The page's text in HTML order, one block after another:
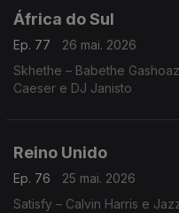
África do Sul
Ep. 77
26 mai. 2026
Skhethe – Babethe
Caeser e DJ Janisto
Reino Unido
Ep. 76
25 mai. 2026
Satisfy – Calvin Harris e